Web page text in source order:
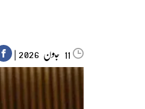
11 جون‬‮ |